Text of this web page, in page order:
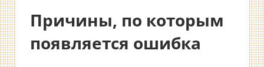
Причины, по которым
появляется ошибка